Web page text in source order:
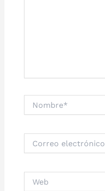
electrónico*